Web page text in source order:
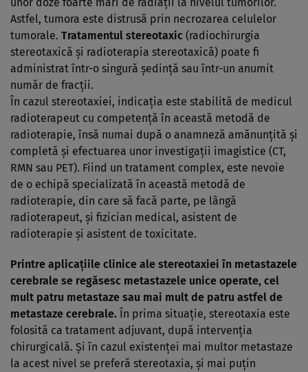
Astfel, tumora este distrusă prin necrozarea celulelor
tumorale. Tratamentul stereotaxic (radiochirurgia
stereotaxică și radioterapia stereotaxică) poate fi
administrat într-o singură ședință sau într-un anumit
număr de fracții.
În cazul stereotaxiei, indicația este stabilită de medicul
radioterapeut cu competență în această metodă de
radioterapie, însă numai după o anamneză amănunțită și
completă și efectuarea unor investigații imagistice (CT,
RMN sau PET). Fiind un tratament complex, este nevoie
de o echipă specializată în această metodă de
radioterapie, din care să facă parte, pe lângă
radioterapeut, și fizician medical, asistent de
radioterapie și asistent de toxicitate.
Printre aplicațiile clinice ale stereotaxiei în metastazele
cerebrale se regăsesc metastazele unice operate, cel
mult patru metastaze sau mai mult de patru astfel de
metastaze cerebrale. În prima situație, stereotaxia este
folosită ca tratament adjuvant, după intervenția
chirurgicală. Și în cazul existenței mai multor metastaze
la acest nivel se preferă stereotaxia, și mai puțin